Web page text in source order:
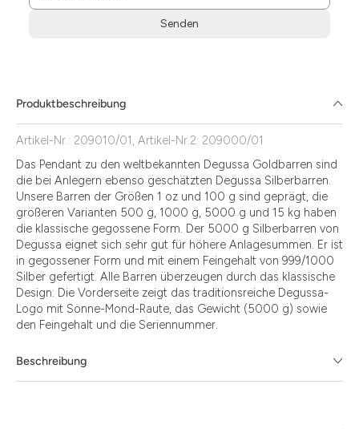
Senden
die
Zustimmung
aktivieren.
Produktbeschreibung
Beschreibung
Artikel-Nr.: 209010/01, Artikel-Nr.2: 209000/01
Das Pendant zu den weltbekannten Degussa Goldbarren sind
die bei Anlegern ebenso geschätzten Degussa Silberbarren.
Unsere Barren der Größen 1 oz und 100 g sind geprägt, die
größeren Varianten 500 g, 1000 g, 5000 g und 15 kg haben
die klassische gegossene Form. Der 5000 g Silberbarren von
Degussa eignet sich sehr gut für höhere Anlagesummen. Er ist
in gegossener Form und mit einem Feingehalt von 999/1000
Silber gefertigt. Alle Barren überzeugen durch das klassische
Design: Die Vorderseite zeigt das traditionsreiche Degussa-
Logo mit Sonne-Mond-Raute, das Gewicht (5000 g) sowie
den Feingehalt und die Seriennummer.